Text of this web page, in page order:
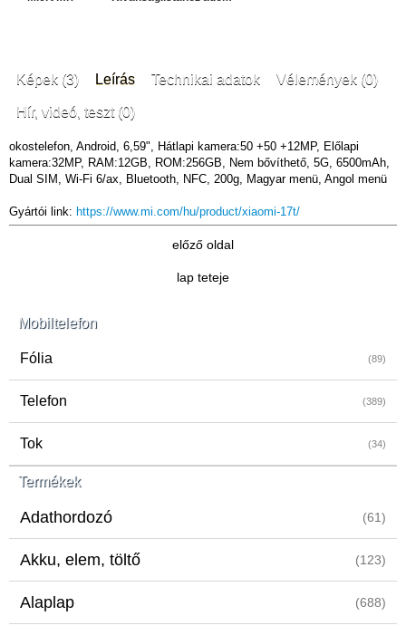
Mobiltelefon
Fólia (89)
Telefon (389)
Tok (34)
Termékek
Adathordozó (61)
Akku, elem, töltő (123)
Alaplap (688)
Képek (3) Leírás Technikai adatok Vélemények (0)
Hír, videó, teszt (0)
okostelefon, Android, 6,59", Hátlapi kamera:50 +50 +12MP, Előlapi
kamera:32MP, RAM:12GB, ROM:256GB, Nem bővíthető, 5G, 6500mAh,
Dual SIM, Wi-Fi 6/ax, Bluetooth, NFC, 200g, Magyar menü, Angol menü
Gyártói link: https://www.mi.com/hu/product/xiaomi-17t/
előző oldal
lap teteje